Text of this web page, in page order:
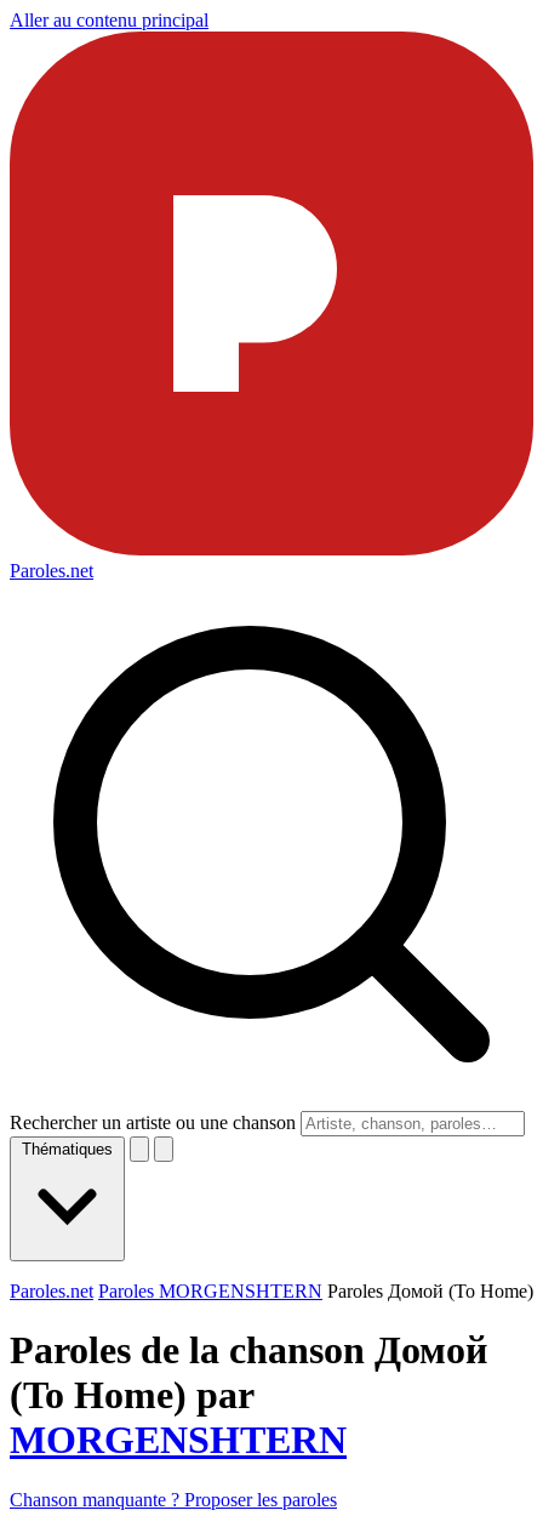
Aller au contenu principal
Paroles.net
Rechercher un artiste ou une chanson
Thématiques
Paroles.net Paroles MORGENSHTERN Paroles Домой (To Home)
Paroles de la chanson Домой
(To Home) par
MORGENSHTERN
Chanson manquante ? Proposer les paroles